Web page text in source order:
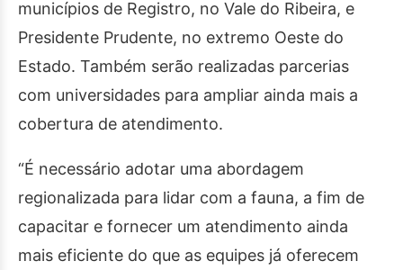
municípios de Registro, no Vale do Ribeira, e
Presidente Prudente, no extremo Oeste do
Estado. Também serão realizadas parcerias
com universidades para ampliar ainda mais a
cobertura de atendimento.
“É necessário adotar uma abordagem
regionalizada para lidar com a fauna, a fim de
capacitar e fornecer um atendimento ainda
mais eficiente do que as equipes já oferecem